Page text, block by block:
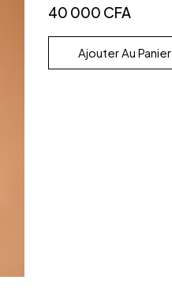
40 000 CFA
Ajouter Au Panier